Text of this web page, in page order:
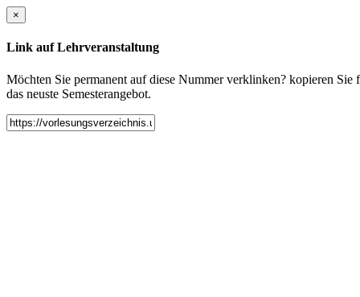
×
Link auf Lehrveranstaltung
Möchten Sie permanent auf diese Nummer verklinken? kopieren
das neuste Semesterangebot.